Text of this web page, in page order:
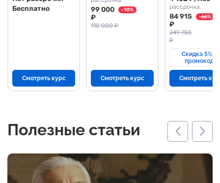
Бесплатно
Смотреть курс
110 000 ₽
99 000
₽
-10%
Смотреть курс
рассрочка
249 750
₽
84 915
₽
-66%
Скидка 5% по
промокоду
Смотреть
Полезные статьи